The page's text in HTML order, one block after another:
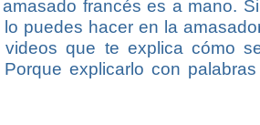
francés es a mano.
puedes hacer en la
videos que te explica cómo
Porque explicarlo con